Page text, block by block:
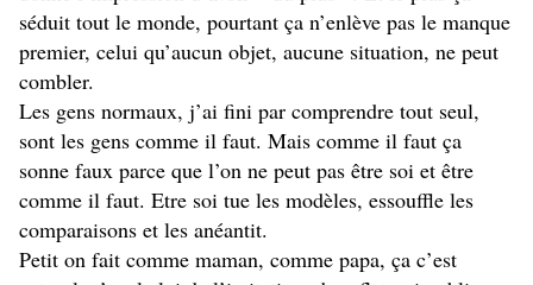
séduit tout le monde, pourtant ça n’enlève pas le manque
premier, celui qu’aucun objet, aucune situation, ne peut
combler.
Les gens normaux, j’ai fini par comprendre tout seul,
sont les gens comme il faut. Mais comme il faut ça
sonne faux parce que l’on ne peut pas être soi et être
comme il faut. Etre soi tue les modèles, essouffle les
comparaisons et les anéantit.
Petit on fait comme maman, comme papa, ça c’est